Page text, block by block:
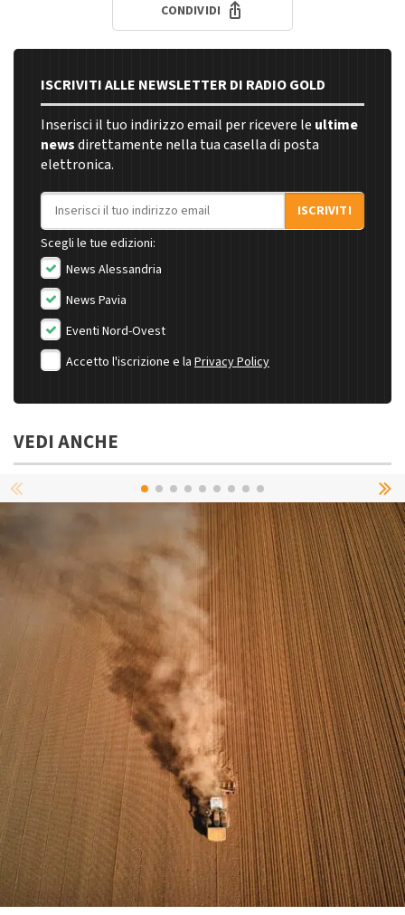
CONDIVIDI
ISCRIVITI ALLE NEWSLETTER DI RADIO GOLD
Inserisci il tuo indirizzo email per ricevere le ultime
newsdirettamente nella tua casella di posta
elettronica.
Indirizzo email
ISCRIVITI
Scegli le tue edizioni:
News Alessandria
News Pavia
Eventi Nord-Ovest
Accetto l'iscrizione e la Privacy Policy
VEDI ANCHE